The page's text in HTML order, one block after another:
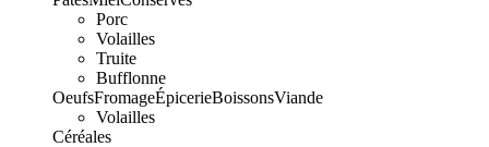
Porc
Volailles
Truite
Bufflonne
OeufsFromageÉpicerieBoissonsViande
Volailles
Céréales